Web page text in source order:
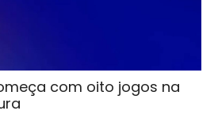
com oito jogos na